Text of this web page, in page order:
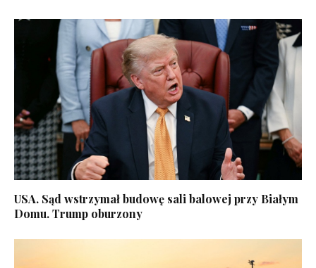
USA. Sąd wstrzymał budowę sali balowej przy Białym
Domu. Trump oburzony